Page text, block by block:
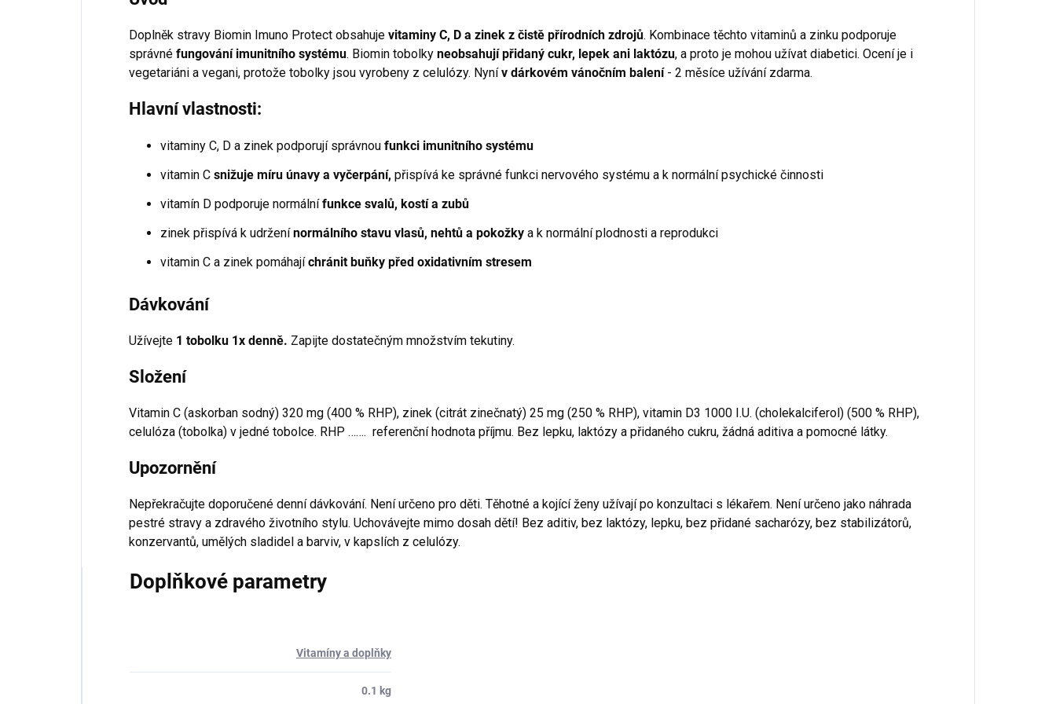
Doplněk stravy Biomin Imuno Protect obsahuje vitaminy C, D a zinek z čistě přírodních zdrojů. Kombinace těchto vitaminů a zinku podporuje
správné fungování imunitního systému. Biomin tobolky neobsahují přidaný cukr, lepek ani laktózu, a proto je mohou užívat diabetici. Ocení je i
vegetariáni a vegani, protože tobolky jsou vyrobeny z celulózy. Nyní v dárkovém vánočním balení - 2 měsíce užívání zdarma.
Hlavní vlastnosti:
vitaminy C, D a zinek podporují správnou funkci imunitního systému
vitamin C snižuje míru únavy a vyčerpání, přispívá ke správné funkci nervového systému a k normální psychické činnosti
vitamín D podporuje normálnífunkce svalů, kostí a zubů
zinek přispívá k udrženínormálního stavu vlasů, nehtů a pokožky a k normální plodnosti a reprodukci
vitamin C a zinek pomáhají chránit buňky před oxidativním stresem
Dávkování
Užívejte 1 tobolku 1x denně. Zapijte dostatečným množstvím tekutiny.
Složení
Vitamin C (askorban sodný) 320 mg (400 % RHP), zinek (citrát zinečnatý) 25 mg (250 % RHP), vitamin D3 1000 I.U. (cholekalciferol) (500 % RHP),
celulóza (tobolka) v jedné tobolce. RHP ……. referenční hodnota příjmu. Bez lepku, laktózy a přidaného cukru, žádná aditiva a pomocné látky.
Upozornění
Nepřekračujte doporučené denní dávkování. Není určeno pro děti. Těhotné a kojící ženy užívají po konzultaci s lékařem. Není určeno jako náhrada
pestré stravy a zdravého životního stylu. Uchovávejte mimo dosah dětí! Bez aditiv, bez laktózy, lepku, bez přidané sacharózy, bez stabilizátorů,
konzervantů, umělých sladidel a barviv, v kapslích z celulózy.
Doplňkové parametry
Vitamíny a doplňky
0.1 kg